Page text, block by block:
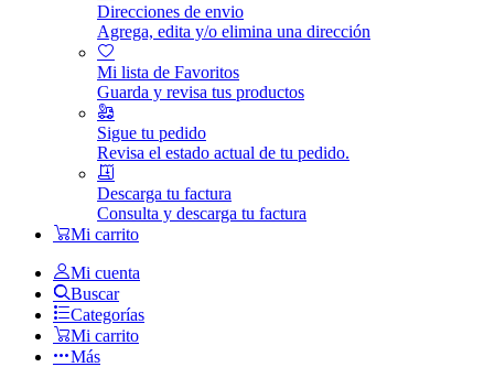
Direcciones de envio
Agrega, edita y/o elimina una dirección
Mi lista de Favoritos
Guarda y revisa tus productos
Sigue tu pedido
Revisa el estado actual de tu pedido.
Descarga tu factura
Consulta y descarga tu factura
Mi carrito
Mi cuenta
Buscar
Categorías
Mi carrito
Más